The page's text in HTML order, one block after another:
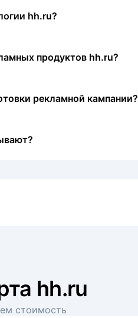
hh.ru?
продуктов hh.ru?
рекламной кампании?
hh.ru
стоимость